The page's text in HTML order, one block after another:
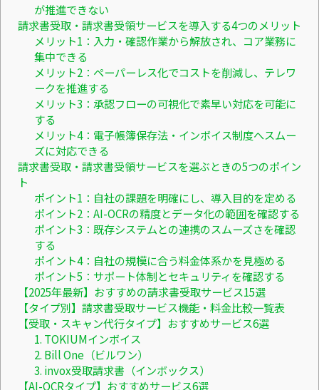
が推進できない
請求書受取・請求書受領サービスを導入する4つのメリット
メリット1：入力・確認作業から解放され、コア業務に
集中できる
メリット2：ペーパーレス化でコストを削減し、テレワ
ークを推進する
メリット3：承認フローの可視化で素早い対応を可能に
する
メリット4：電子帳簿保存法・インボイス制度へスムー
ズに対応できる
請求書受取・請求書受領サービスを選ぶときの5つのポイン
ト
ポイント1：自社の課題を明確にし、導入目的を定める
ポイント2：AI-OCRの精度とデータ化の範囲を確認する
ポイント3：既存システムとの連携のスムーズさを確認
する
ポイント4：自社の規模に合う料金体系かを見極める
ポイント5：サポート体制とセキュリティを確認する
【2025年最新】おすすめの請求書受取サービス15選
【タイプ別】請求書受取サービス機能・料金比較一覧表
【受取・スキャン代行タイプ】おすすめサービス6選
1. TOKIUMインボイス
2. Bill One（ビルワン）
3. invox受取請求書（インボックス）
【AI-OCRタイプ】おすすめサービス6選